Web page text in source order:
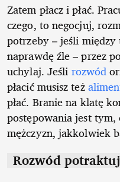
Zatem płacz i płać.
czego, to negocjuj,
potrzeby – jeśli
naprawdę źle – przez
uchylaj. Jeśli rozwód
płacić musisz też
płać. Branie na klatę
postępowania jest tym,
mężczyzn, jakkolwiek
Rozwód